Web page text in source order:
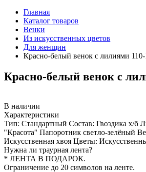
Главная
Каталог товаров
Венки
Из искусственных цветов
Для женщин
Красно-белый венок с лилиями
Красно-белый венок с
В наличии
Характеристики
Тип: Стандартный Состав: Гвоздика х/б
"Красота" Папоротник светло-зелёный
Искусственная хвоя Цветы:
Нужна ли траурная лента?
* ЛЕНТА В ПОДАРОК.
Ограничение до 20 символов на ленте.